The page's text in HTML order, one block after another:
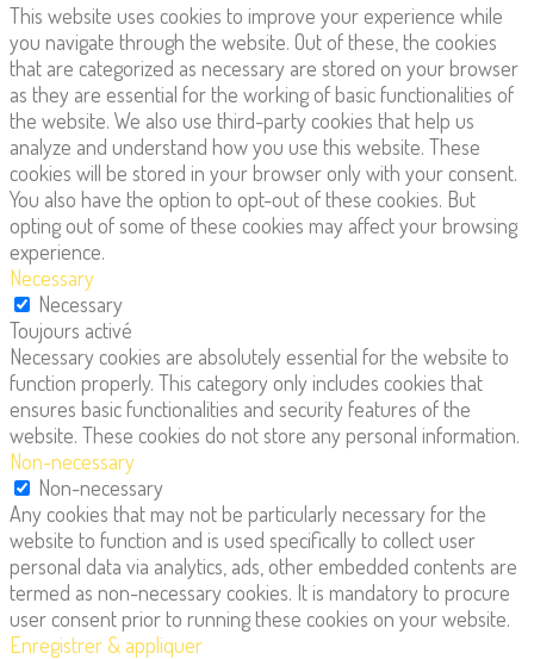
This website uses cookies to improve your experience while
you navigate through the website. Out of these, the cookies
that are categorized as necessary are stored on your browser
as they are essential for the working of basic functionalities of
the website. We also use third-party cookies that help us
analyze and understand how you use this website. These
cookies will be stored in your browser only with your consent.
You also have the option to opt-out of these cookies. But
opting out of some of these cookies may affect your browsing
experience.
Necessary
Necessary
Toujours activé
Necessary cookies are absolutely essential for the website to
function properly. This category only includes cookies that
ensures basic functionalities and security features of the
website. These cookies do not store any personal information.
Non-necessary
Non-necessary
Any cookies that may not be particularly necessary for the
website to function and is used specifically to collect user
personal data via analytics, ads, other embedded contents are
termed as non-necessary cookies. It is mandatory to procure
user consent prior to running these cookies on your website.
Enregistrer & appliquer